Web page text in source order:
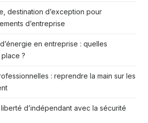
destination d’exception pour
d’entreprise
en entreprise : quelles
?
: reprendre la main sur les
d’indépendant avec la sécurité